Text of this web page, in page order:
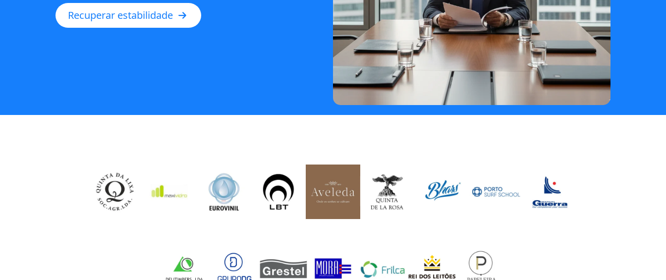
Recuperar estabilidade